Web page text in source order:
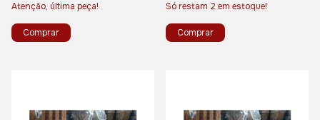
Atenção, última peça!
Só restam 2 em estoque!